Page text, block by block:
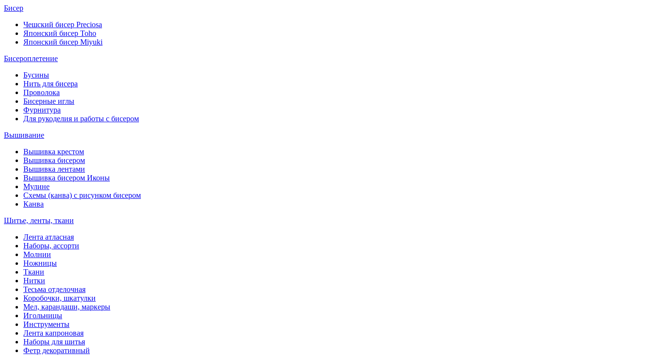
Бисер
Чешский бисер Preciosa
Японский бисер Toho
Японский бисер Miyuki
Бисероплетение
Бусины
Нить для бисера
Проволока
Бисерные иглы
Фурнитура
Для рукоделия и работы с бисером
Вышивание
Вышивка крестом
Вышивка бисером
Вышивка лентами
Вышивка бисером Иконы
Мулине
Схемы (канва) с рисунком бисером
Канва
Шитье, ленты, ткани
Лента атласная
Наборы, ассорти
Молнии
Ножницы
Ткани
Нитки
Тесьма отделочная
Коробочки, шкатулки
Мел, карандаши, маркеры
Игольницы
Инструменты
Лента капроновая
Наборы для шитья
Фетр декоративный